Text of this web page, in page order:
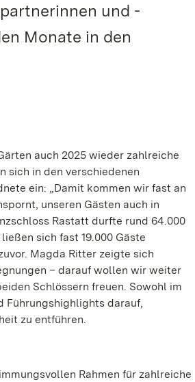
und -
Monate in den
auch 2025 wieder zahlreiche
sich in den verschiedenen
ein: „Damit kommen wir fast an
unseren Gästen auch in
Rastatt durfte rund 64.000
sich fast 19.000 Gäste
Magda Ritter zeigte sich
– darauf wollen wir weiter
Schlössern freuen. Sowohl im
Führungshighlights darauf,
zu entführen.
Rahmen für zahlreiche